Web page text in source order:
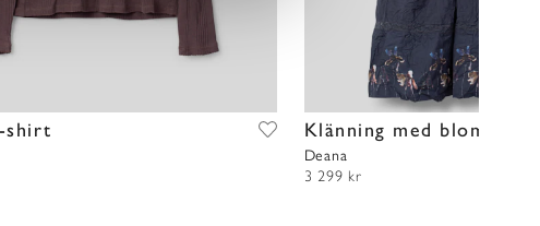
shirt Klänning med blommor
Deana
3 299 kr